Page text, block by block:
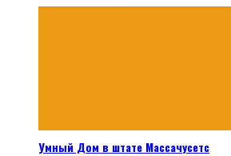
Умный Дом в штате Массачусетс